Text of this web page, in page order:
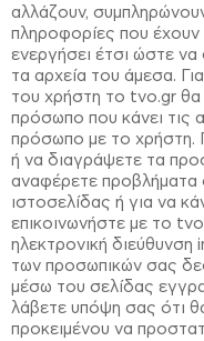
αλλάζουν,
πληροφορίες που
ενεργήσει έτσι ώστε
τα αρχεία του άμεσα.
του χρήστη το tvo.gr θα
πρόσωπο που κάνει τις
πρόσωπο με το χρήστη.
ή να διαγράψετε τα
αναφέρετε προβλήματα
ιστοσελίδας ή για να
επικοινωνήστε με το
ηλεκτρονική
των προσωπικών σας
μέσω του σελίδας
λάβετε υπόψη σας ότι
προκειμένου να